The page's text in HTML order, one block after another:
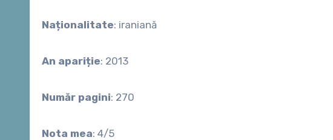
Naționalitate: iraniană
An apariție: 2013
Număr pagini: 270
Nota mea: 4/5